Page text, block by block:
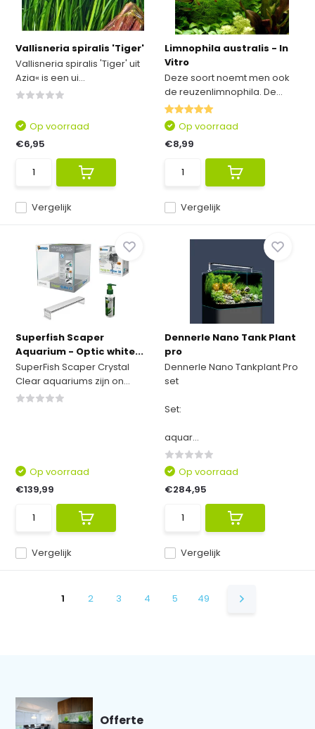
Vallisneria spiralis 'Tiger'
Vallisneria spiralis 'Tiger' uit
Azia« is een ui...
Vergelijk
Op voorraad
€6,95
Limnophila australis - In
Vitro
Deze soort noemt men ook
de reuzenlimnophila. De...
Vergelijk
Op voorraad
€8,99
Superfish Scaper
Aquarium - Optic white...
SuperFish Scaper Crystal
Clear aquariums zijn on...
Vergelijk
Op voorraad
€139,99
Dennerle Nano Tank Plant
pro
Dennerle Nano Tankplant Pro
set
Set:
aquar...
Vergelijk
Op voorraad
€284,95
1 2 3 4 5 49
Offerte